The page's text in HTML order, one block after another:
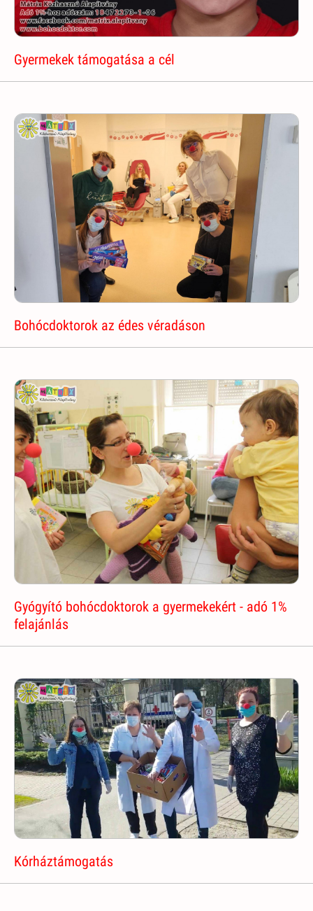
Gyermekek támogatása a cél
Bohócdoktorok az édes véradáson
Gyógyító bohócdoktorok a gyermekekért - adó 1%
felajánlás
Kórháztámogatás